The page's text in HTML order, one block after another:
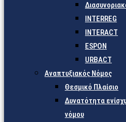
INTERREG
INTERACT
ESPON
URBACT
Αναπτυξιακός Νόμος
Θεσμικό Πλαίσιο
Δυνατότητα
νόμου